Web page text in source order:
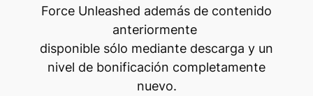
Force Unleashed además de contenido
anteriormente
disponible sólo mediante descarga y un
nivel de bonificación completamente
nuevo.